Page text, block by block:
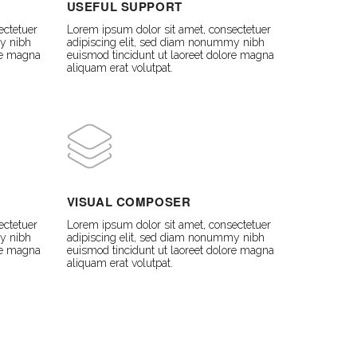
nibh
magna
USEFUL SUPPORT
Lorem ipsum dolor sit amet, consectetuer
adipiscing elit, sed diam nonummy nibh
euismod tincidunt ut laoreet dolore magna
aliquam erat volutpat.
nibh
magna
VISUAL COMPOSER
Lorem ipsum dolor sit amet, consectetuer
adipiscing elit, sed diam nonummy nibh
euismod tincidunt ut laoreet dolore magna
aliquam erat volutpat.